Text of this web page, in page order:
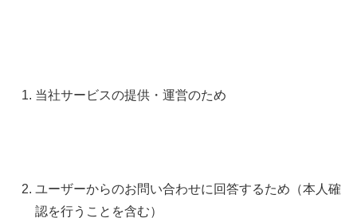
当社サービスの提供・運営のため
ユーザーからのお問い合わせに回答するため（本人確
認を行うことを含む）